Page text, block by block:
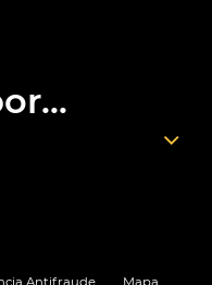
Antifraude Mapa